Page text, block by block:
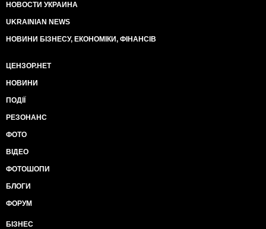
НОВОСТИ УКРАИНА
UKRAINIAN NEWS
НОВИНИ БІЗНЕСУ, ЕКОНОМІКИ, ФІНАНСІВ
ЦЕНЗОР.НЕТ
НОВИНИ
ПОДІЇ
РЕЗОНАНС
ФОТО
ВІДЕО
ФОТОШОПИ
БЛОГИ
ФОРУМ
БІЗНЕС